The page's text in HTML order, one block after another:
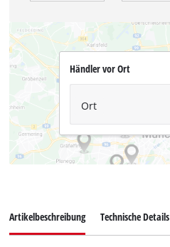
Händler vor Ort
Ort
Artikelbeschreibung Technische Details